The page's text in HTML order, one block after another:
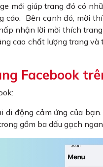
mới giúp trang đó có
cáo. Bên cạnh đó, mời
nhận lời mời thích
cao chất lượng trang
Facebook
động cảm ứng của
gồm ba dấu gạch